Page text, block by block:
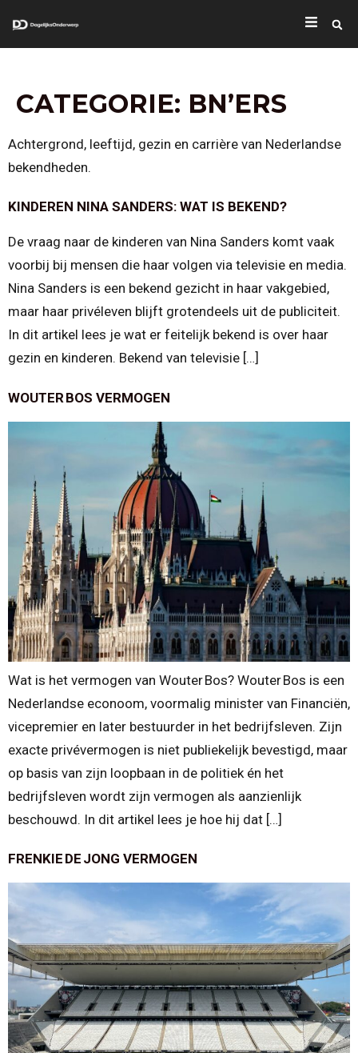
CATEGORIE: BN’ERS
Achtergrond, leeftijd, gezin en carrière van Nederlandse
bekendheden.
KINDEREN NINA SANDERS: WAT IS BEKEND?
De vraag naar de kinderen van Nina Sanders komt vaak
voorbij bij mensen die haar volgen via televisie en media.
Nina Sanders is een bekend gezicht in haar vakgebied,
maar haar privéleven blijft grotendeels uit de publiciteit.
In dit artikel lees je wat er feitelijk bekend is over haar
gezin en kinderen. Bekend van televisie […]
WOUTER BOS VERMOGEN
Wat is het vermogen van Wouter Bos? Wouter Bos is een
Nederlandse econoom, voormalig minister van Financiën,
vicepremier en later bestuurder in het bedrijfsleven. Zijn
exacte privévermogen is niet publiekelijk bevestigd, maar
op basis van zijn loopbaan in de politiek én het
bedrijfsleven wordt zijn vermogen als aanzienlijk
beschouwd. In dit artikel lees je hoe hij dat […]
FRENKIE DE JONG VERMOGEN